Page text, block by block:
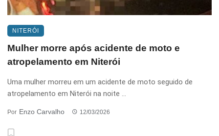
NITERÓI
Mulher morre após acidente de moto e
atropelamento em Niterói
Uma mulher morreu em um acidente de moto seguido de
atropelamento em Niterói na noite ...
Por Enzo Carvalho 12/03/2026